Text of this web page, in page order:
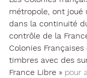
métropole, ont joué
dans la continuité
contrôle de la
Colonies
timbres avec des
France Libre » pour